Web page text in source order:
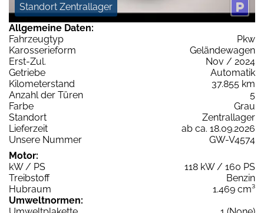
Standort Zentrallager
Allgemeine Daten:
Fahrzeugtyp
Pkw
Karosserieform
Geländewagen
Erst-Zul.
Nov / 2024
Getriebe
Automatik
Kilometerstand
37.855 km
Anzahl der Türen
5
Farbe
Grau
Standort
Zentrallager
Lieferzeit
ab ca. 18.09.2026
Unsere Nummer
GW-V4574
Motor:
kW / PS
118 kW / 160 PS
Treibstoff
Benzin
Hubraum
1.469 cm³
Umweltnormen: